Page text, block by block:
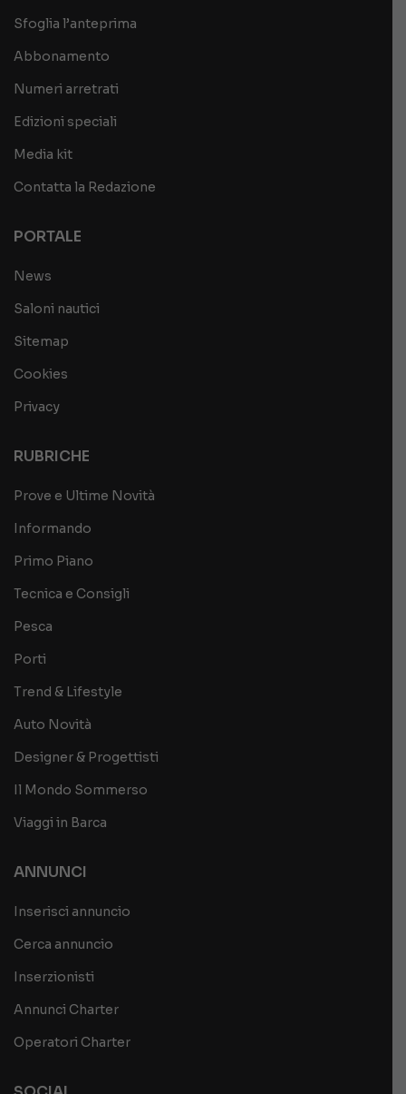
Sfoglia l’anteprima
Abbonamento
Numeri arretrati
Edizioni speciali
Media kit
Contatta la Redazione
PORTALE
News
Saloni nautici
Sitemap
Cookies
Privacy
RUBRICHE
Prove e Ultime Novità
Informando
Primo Piano
Tecnica e Consigli
Pesca
Porti
Trend & Lifestyle
Auto Novità
Designer & Progettisti
Il Mondo Sommerso
Viaggi in Barca
ANNUNCI
Inserisci annuncio
Cerca annuncio
Inserzionisti
Annunci Charter
Operatori Charter